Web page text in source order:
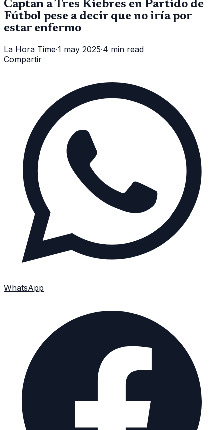
Captan a Tres Kiebres en Partido de
Fútbol pese a decir que no iría por
estar enfermo
La Hora Time·1 may 2025·4 min read
Compartir
WhatsApp